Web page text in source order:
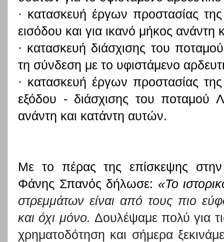
· κατασκευή έργων προστασίας
εισόδου και για ικανό μήκος ανάντη
· κατασκευή διάσχισης του
τη σύνδεση με το υφιστάμενο
· κατασκευή έργων προστασίας
εξόδου - διάσχισης του ποταμού
ανάντη και κατάντη αυτών.
Με το πέρας της επίσκεψης στην
Φάνης Σπανός δήλωσε: «Το
στρεμμάτων είναι από τους πιο
και όχι μόνο. Δουλέψαμε πολύ για
χρηματοδότηση και σήμερα